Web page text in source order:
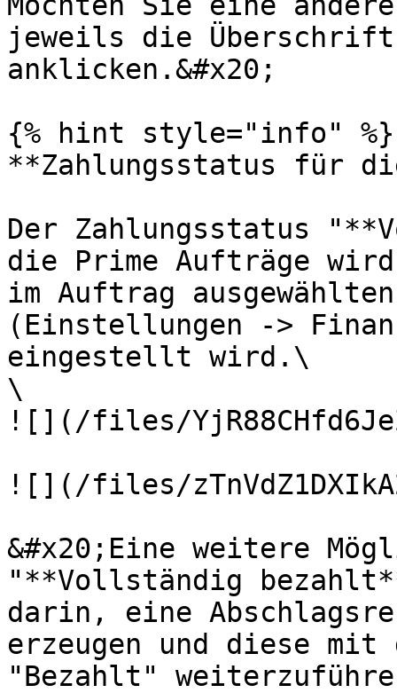
jeweils die Überschrift
anklicken.&#x20;
{% hint style="info" %}
**Zahlungsstatus für
Der Zahlungsstatus
die Prime Aufträge
im Auftrag
(Einstellungen ->
eingestellt wird.\
\
![](/files/
![](/files/
&#x20;Eine weitere
"**Vollständig
darin, eine
erzeugen und diese
"Bezahlt"